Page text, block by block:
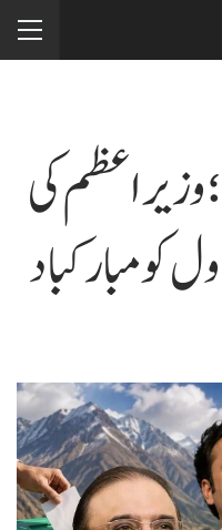
وزیراعظم کی
کو مبارکباد